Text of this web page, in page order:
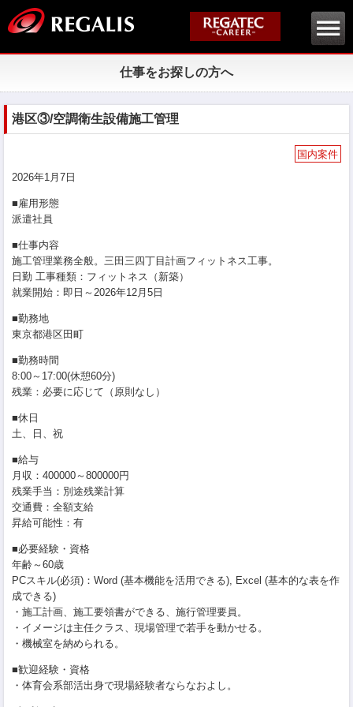
仕事をお探しの方へ
港区③/空調衛生設備施工管理
国内案件
2026年1月7日
■雇用形態
派遣社員
■仕事内容
施工管理業務全般。三田三四丁目計画フィットネス工事。
日勤 工事種類：フィットネス（新築）
就業開始：即日～2026年12月5日
■勤務地
東京都港区田町
■勤務時間
8:00～17:00(休憩60分)
残業：必要に応じて（原則なし）
■休日
土、日、祝
■給与
月収：400000～800000円
残業手当：別途残業計算
交通費：全額支給
昇給可能性：有
■必要経験・資格
年齢～60歳
PCスキル(必須)：Word (基本機能を活用できる), Excel (基本的な表を作
成できる)
・施工計画、施工要領書ができる、施行管理要員。
・イメージは主任クラス、現場管理で若手を動かせる。
・機械室を納められる。
■歓迎経験・資格
・体育会系部活出身で現場経験者ならなおよし。